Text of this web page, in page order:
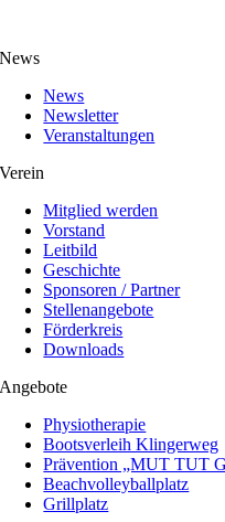
News
News
Newsletter
Veranstaltungen
Verein
Mitglied werden
Vorstand
Leitbild
Geschichte
Sponsoren / Partner
Stellenangebote
Förderkreis
Downloads
Angebote
Physiotherapie
Bootsverleih Klingerweg
Prävention „MUT TUT
Beachvolleyballplatz
Grillplatz